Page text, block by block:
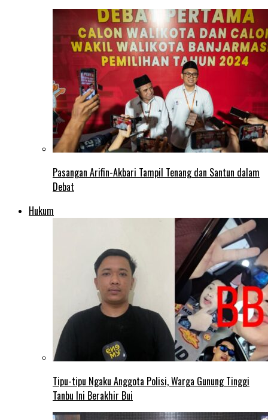
Pasangan Arifin-Akbari Tampil Tenang dan Santun dalam
Debat
Hukum
Tipu-tipu Ngaku Anggota Polisi, Warga Gunung Tinggi
Tanbu Ini Berakhir Bui